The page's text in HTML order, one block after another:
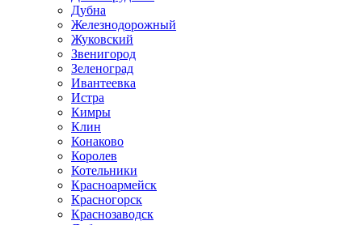
Дубна
Железнодорожный
Жуковский
Звенигород
Зеленоград
Ивантеевка
Истра
Кимры
Клин
Конаково
Королев
Котельники
Красноармейск
Красногорск
Краснозаводск